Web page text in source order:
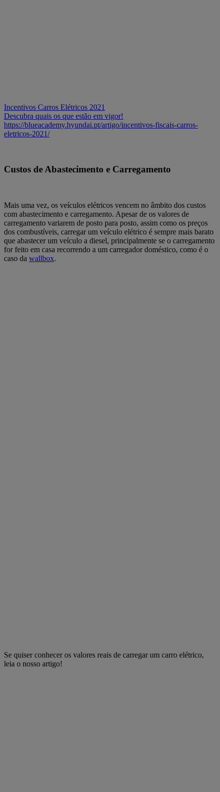
Incentivos Carros Elétricos 2021
Descubra quais os que estão em vigor!
https://blueacademy.hyundai.pt/artigo/incentivos-fiscais-carros-
eletricos-2021/
Custos de Abastecimento e Carregamento
Mais uma vez, os veículos elétricos vencem no âmbito dos custos
com abastecimento e carregamento. Apesar de os valores de
carregamento variarem de posto para posto, assim como os preços
dos combustíveis, carregar um veículo elétrico é sempre mais barato
que abastecer um veículo a diesel, principalmente se o carregamento
for feito em casa recorrendo a um carregador doméstico, como é o
caso da wallbox.
Se quiser conhecer os valores reais de carregar um carro elétrico,
leia o nosso artigo!